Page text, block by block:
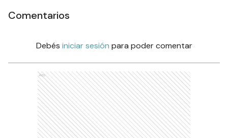
Comentarios
Debés iniciar sesión para poder comentar
Ads